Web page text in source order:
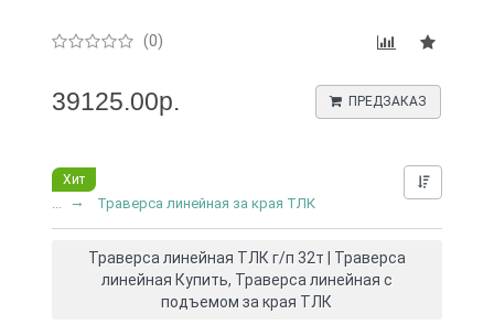
(0)
39125.00р. ПРЕДЗАКАЗ
Хит
Траверса линейная за края ТЛК
Траверса линейная ТЛК г/п 32т | Траверса
линейная Купить, Траверса линейная с
подъемом за края ТЛК